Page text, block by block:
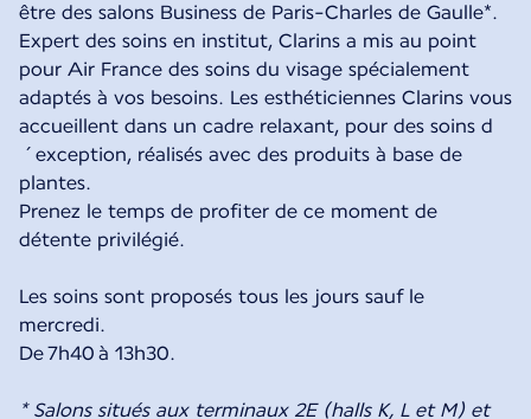
être des salons Business de Paris-Charles de Gaulle*.
Expert des soins en institut, Clarins a mis au point
pour Air France des soins du visage spécialement
adaptés à vos besoins. Les esthéticiennes Clarins vous
accueillent dans un cadre relaxant, pour des soins d
´exception, réalisés avec des produits à base de
plantes.
Prenez le temps de profiter de ce moment de
détente privilégié.
Les soins sont proposés tous les jours sauf le
mercredi.
De 7h40 à 13h30.
* Salons situés aux terminaux 2E (halls K, L et M) et